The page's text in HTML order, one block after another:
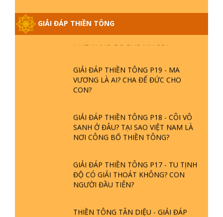
GIẢI ĐÁP THIỀN TÔNG
GIẢI ĐÁP THIỀN TÔNG ĐẶC BIỆT
GIẢI ĐÁP THIỀN TÔNG P19 - MA
VƯƠNG LÀ AI? CHA ĐỂ ĐỨC CHO
CON?
GIẢI ĐÁP THIỀN TÔNG P18 - CÕI VÔ
SANH Ở ĐÂU? TẠI SAO VIỆT NAM LÀ
NƠI CÔNG BỐ THIỀN TÔNG?
GIẢI ĐÁP THIỀN TÔNG P17 - TU TỊNH
ĐỘ CÓ GIẢI THOÁT KHÔNG? CON
NGƯỜI ĐẦU TIÊN?
THIỀN TÔNG TÂN DIỆU - GIẢI ĐÁP